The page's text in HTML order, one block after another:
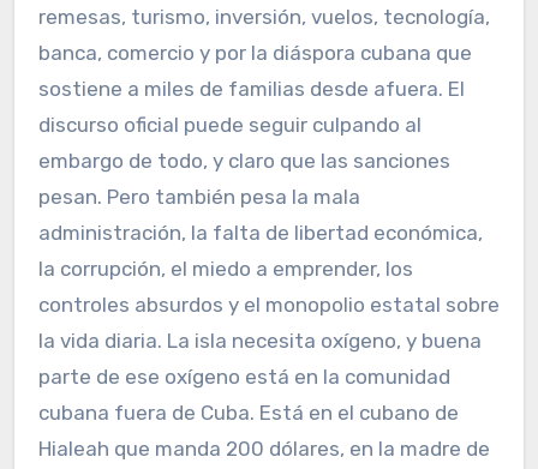
remesas, turismo, inversión, vuelos, tecnología,
banca, comercio y por la diáspora cubana que
sostiene a miles de familias desde afuera. El
discurso oficial puede seguir culpando al
embargo de todo, y claro que las sanciones
pesan. Pero también pesa la mala
administración, la falta de libertad económica,
la corrupción, el miedo a emprender, los
controles absurdos y el monopolio estatal sobre
la vida diaria. La isla necesita oxígeno, y buena
parte de ese oxígeno está en la comunidad
cubana fuera de Cuba. Está en el cubano de
Hialeah que manda 200 dólares, en la madre de